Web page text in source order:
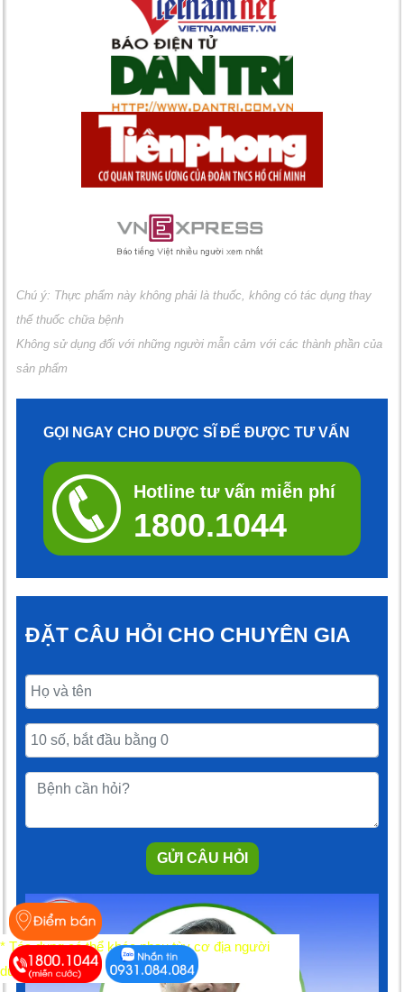
Chú ý: Thực phẩm này không phải là thuốc, không có tác dụng thay
thế thuốc chữa bệnh
Không sử dụng đối với những người mẫn cảm với các thành phần của
sản phẩm
GỌI NGAY CHO DƯỢC SĨ ĐỂ ĐƯỢC TƯ VẤN
Hotline tư vấn miễn phí
1800.1044
ĐẶT CÂU HỎI CHO CHUYÊN GIA
GỬI CÂU HỎI
* Tác dụng có thể khác nhau tùy cơ địa người
dùng